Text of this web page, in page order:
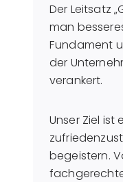
Der Leitsatz
man
Fundament
der
verankert.
Unser Ziel ist
begeistern.